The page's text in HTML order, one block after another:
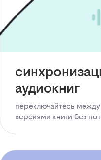
аудиокниг
переключайтесь между
версиями книги без